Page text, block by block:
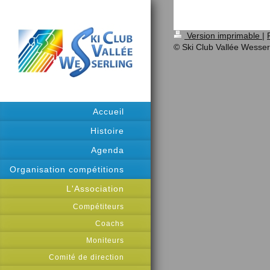
Accueil
Histoire
Agenda
Organisation compétitions
L'Association
Compétiteurs
Coachs
Moniteurs
Comité de direction
Version imprimable |
© Ski Club Vallée